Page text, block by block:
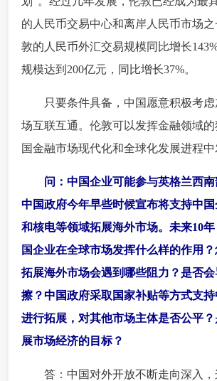
的人民币交易中心和离岸人民币市场
敦的人民币外汇交易规模同比增长
规模达到200亿元，同比增长37%。
只要条件具备，中国愿意积极考虑
场互联互通。伦敦可以发挥金融领域
国金融市场现代化和全球化发展进程中
问：中国企业可能参与英格兰西南
中国政府今年早些时候宣布将支持中
和核电等领域拓展海外市场。未来10
国企业在全球市场发挥什么样的作用
拓展海外市场会遇到哪些阻力？是否
擦？中国政府采取国家补贴等方式支
进行拓展，对其他市场主体是否公平
展市场经济的目标？
答：中国对外开放不断走向深入，